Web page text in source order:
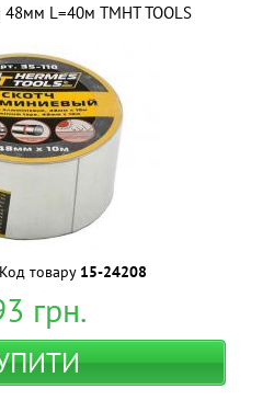
48мм L=40м ТМHT TOOLS
Код товару 15-24208
грн.